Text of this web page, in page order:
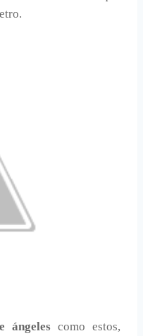
ángeles como estos,